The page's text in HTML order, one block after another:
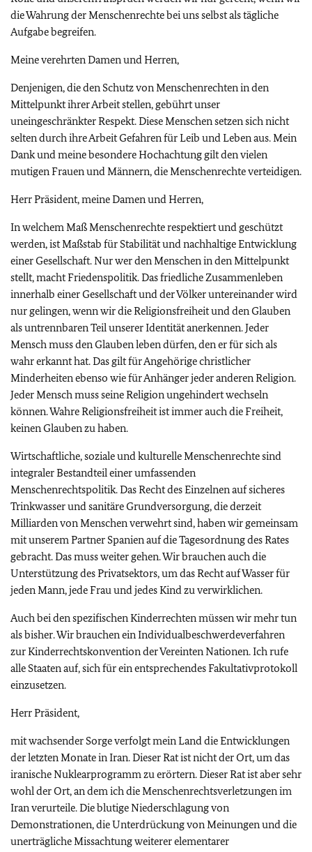
die Wahrung der Menschenrechte bei uns selbst als tägliche
Aufgabe begreifen.
Meine verehrten Damen und Herren,
Denjenigen, die den Schutz von Menschenrechten in den
Mittelpunkt ihrer Arbeit stellen, gebührt unser
uneingeschränkter Respekt. Diese Menschen setzen sich nicht
selten durch ihre Arbeit Gefahren für Leib und Leben aus. Mein
Dank und meine besondere Hochachtung gilt den vielen
mutigen Frauen und Männern, die Menschenrechte verteidigen.
Herr Präsident, meine Damen und Herren,
In welchem Maß Menschenrechte respektiert und geschützt
werden, ist Maßstab für Stabilität und nachhaltige Entwicklung
einer Gesellschaft. Nur wer den Menschen in den Mittelpunkt
stellt, macht Friedenspolitik. Das friedliche Zusammenleben
innerhalb einer Gesellschaft und der Völker untereinander wird
nur gelingen, wenn wir die Religionsfreiheit und den Glauben
als untrennbaren Teil unserer Identität anerkennen. Jeder
Mensch muss den Glauben leben dürfen, den er für sich als
wahr erkannt hat. Das gilt für Angehörige christlicher
Minderheiten ebenso wie für Anhänger jeder anderen Religion.
Jeder Mensch muss seine Religion ungehindert wechseln
können. Wahre Religionsfreiheit ist immer auch die Freiheit,
keinen Glauben zu haben.
Wirtschaftliche, soziale und kulturelle Menschenrechte sind
integraler Bestandteil einer umfassenden
Menschenrechtspolitik. Das Recht des Einzelnen auf sicheres
Trinkwasser und sanitäre Grundversorgung, die derzeit
Milliarden von Menschen verwehrt sind, haben wir gemeinsam
mit unserem Partner Spanien auf die Tagesordnung des Rates
gebracht. Das muss weiter gehen. Wir brauchen auch die
Unterstützung des Privatsektors, um das Recht auf Wasser für
jeden Mann, jede Frau und jedes Kind zu verwirklichen.
Auch bei den spezifischen Kinderrechten müssen wir mehr tun
als bisher. Wir brauchen ein Individualbeschwerdeverfahren
zur Kinderrechtskonvention der Vereinten Nationen. Ich rufe
alle Staaten auf, sich für ein entsprechendes Fakultativprotokoll
einzusetzen.
Herr Präsident,
mit wachsender Sorge verfolgt mein Land die Entwicklungen
der letzten Monate in Iran. Dieser Rat ist nicht der Ort, um das
iranische Nuklearprogramm zu erörtern. Dieser Rat ist aber sehr
wohl der Ort, an dem ich die Menschenrechtsverletzungen im
Iran verurteile. Die blutige Niederschlagung von
Demonstrationen, die Unterdrückung von Meinungen und die
unerträgliche Missachtung weiterer elementarer